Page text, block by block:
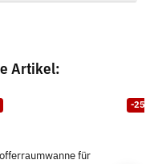
Artikel:
-25%